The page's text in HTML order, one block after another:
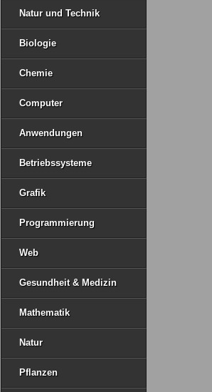
Natur und Technik
Biologie
Chemie
Computer
Anwendungen
Betriebssysteme
Grafik
Programmierung
Web
Gesundheit & Medizin
Mathematik
Natur
Pflanzen